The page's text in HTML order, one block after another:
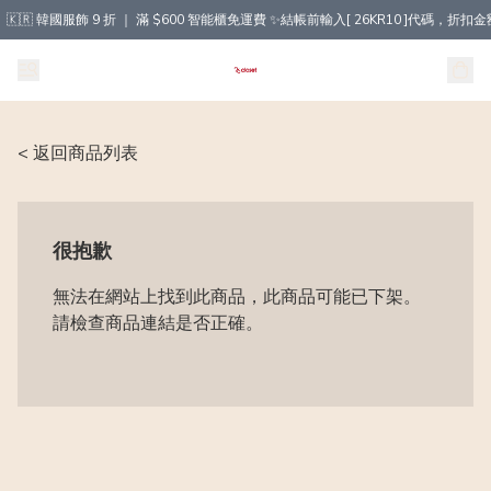
🇰🇷 韓國服飾 9 折 ｜ 滿 $600 智能櫃免運費 ✨結帳前輸入[ 26KR10 ]代碼，折扣金
< 返回商品列表
很抱歉
無法在網站上找到此商品，此商品可能已下架。
請檢查商品連結是否正確。